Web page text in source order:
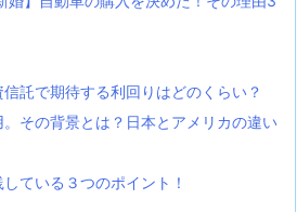
信託で期待する利回りはどのくらい？
その背景とは？日本とアメリカの違い
ている３つのポイント！